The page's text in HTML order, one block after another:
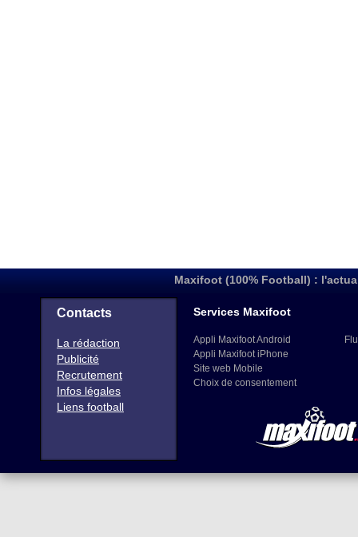
Maxifoot (100% Football) :
Contacts
La rédaction
Publicité
Recrutement
Infos légales
Liens football
Services Maxifoot
Appli Maxifoot Android
Appli Maxifoot iPhone
Site web Mobile
Choix de consentement